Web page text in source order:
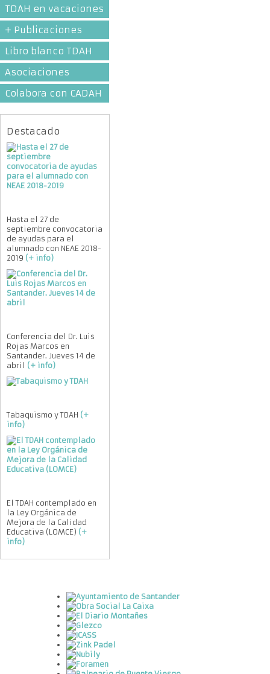
TDAH en vacaciones
+ Publicaciones
Libro blanco TDAH
Asociaciones
Colabora con CADAH
Destacado
Hasta el 27 de
septiembre convocatoria
de ayudas para el
alumnado con NEAE 2018-
2019 (+ info)
Conferencia del Dr. Luis
Rojas Marcos en
Santander. Jueves 14 de
abril (+ info)
Tabaquismo y TDAH (+
info)
El TDAH contemplado en
la Ley Orgánica de
Mejora de la Calidad
Educativa (LOMCE) (+
info)